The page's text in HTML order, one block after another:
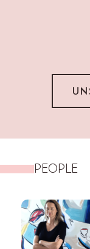
PEOPLE